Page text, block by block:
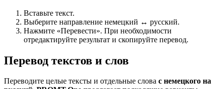
Вставьте текст.
Выберите направление немецкий ↔ русский.
Нажмите «Перевести». При необходимости
отредактируйте результат и скопируйте перевод.
Перевод текстов и слов
Переводите целые тексты и отдельные слова с немецкого на